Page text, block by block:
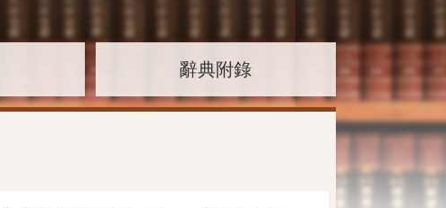
辭典附錄